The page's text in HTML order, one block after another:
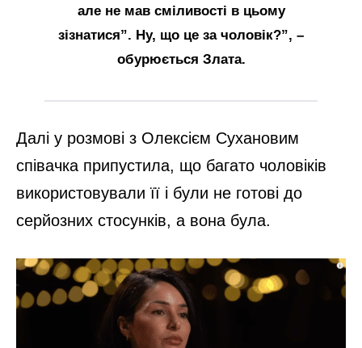
але не мав сміливості в цьому
зізнатися”. Ну, що це за чоловік?”, –
обурюється Злата.
Далі у розмові з Олексієм Сухановим
співачка припустила, що багато чоловіків
використовували її і були не готові до
серйозних стосунків, а вона була.